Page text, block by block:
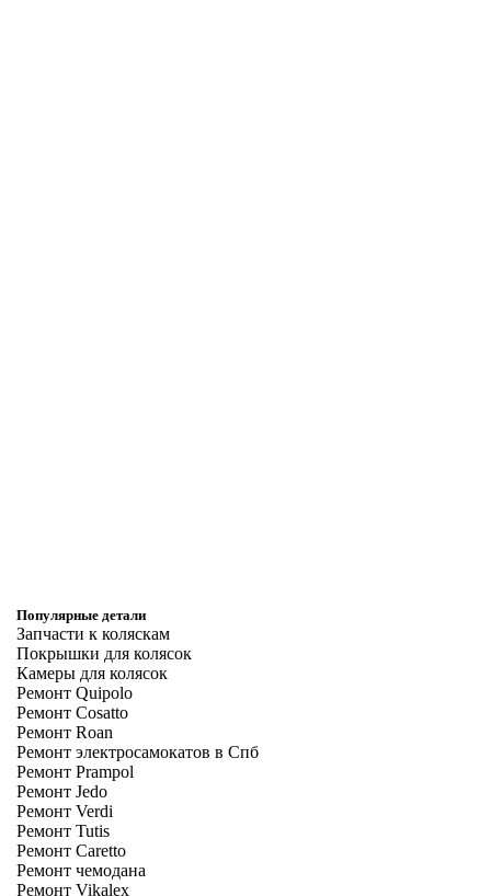
Популярные детали
Запчасти к коляскам
Покрышки для колясок
Камеры для колясок
Ремонт Quipolo
Ремонт Cosatto
Ремонт Roan
Ремонт электросамокатов в Спб
Ремонт Prampol
Ремонт Jedo
Ремонт Verdi
Ремонт Tutis
Ремонт Caretto
Ремонт чемодана
Ремонт Vikalex